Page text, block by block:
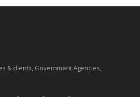
& clients, Government Agencies,